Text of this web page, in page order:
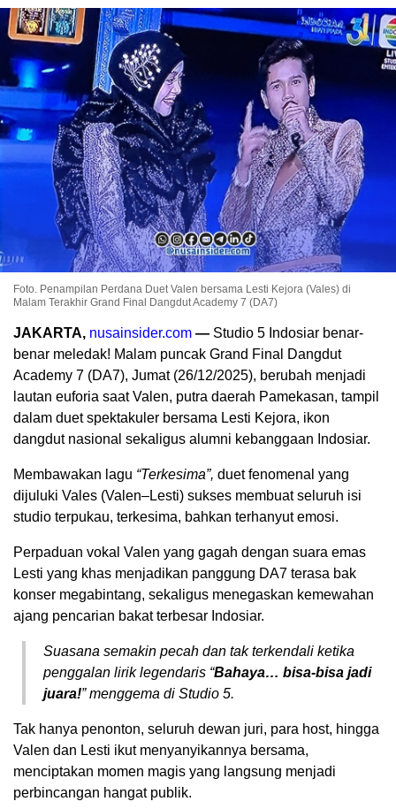
Foto. Penampilan Perdana Duet Valen bersama Lesti Kejora (Vales) di
Malam Terakhir Grand Final Dangdut Academy 7 (DA7)
JAKARTA, nusainsider.com — Studio 5 Indosiar benar-
benar meledak! Malam puncak Grand Final Dangdut
Academy 7 (DA7), Jumat (26/12/2025), berubah menjadi
lautan euforia saat Valen, putra daerah Pamekasan, tampil
dalam duet spektakuler bersama Lesti Kejora, ikon
dangdut nasional sekaligus alumni kebanggaan Indosiar.
Membawakan lagu “Terkesima”, duet fenomenal yang
dijuluki Vales (Valen–Lesti) sukses membuat seluruh isi
studio terpukau, terkesima, bahkan terhanyut emosi.
Perpaduan vokal Valen yang gagah dengan suara emas
Lesti yang khas menjadikan panggung DA7 terasa bak
konser megabintang, sekaligus menegaskan kemewahan
ajang pencarian bakat terbesar Indosiar.
Suasana semakin pecah dan tak terkendali ketika
penggalan lirik legendaris “Bahaya… bisa-bisa jadi
juara!” menggema di Studio 5.
Tak hanya penonton, seluruh dewan juri, para host, hingga
Valen dan Lesti ikut menyanyikannya bersama,
menciptakan momen magis yang langsung menjadi
perbincangan hangat publik.